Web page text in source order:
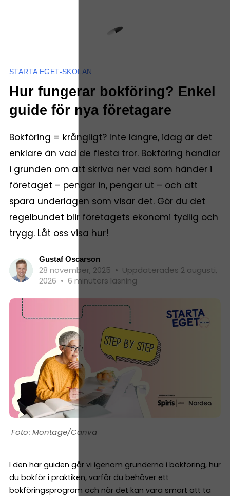
STARTA EGET-SKOLAN
Hur fungerar bokföring? Enkel
guide för nya företagare
Bokföring = krångligt? Inte längre, idag är det
enklare än vad de flesta tror. Bokföring handlar
i grunden om att skriva ner vad som händer i
företaget – pengar in, pengar ut – och att
spara underlagen som visar det. Gör du det
regelbundet blir företagets ekonomi tydlig och
trygg. Låt oss visa hur!
Gustaf Oscarson
28 november, 2025 • Uppdaterades 2 augusti,
2026 • 6 minuters läsning
Montage/Canva
I den här guiden går vi igenom grunderna i bokföring, hur
du bokför i praktiken, varför du behöver ett
bokföringsprogram och när det kan vara smart att ta